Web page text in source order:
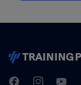
TrainingPeaks
FacebookInstagramYoutube